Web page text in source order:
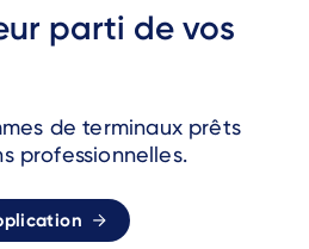
parti de vos
de terminaux prêts
professionnelles.